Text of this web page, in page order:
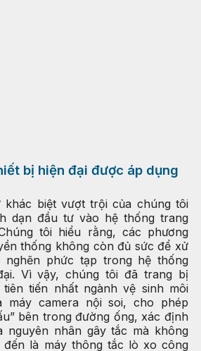
bị hiện đại được áp dụng
khác biệt vượt trội của chúng tôi
dạn đầu tư vào hệ thống trang
tôi hiểu rằng, các phương
thống không còn đủ sức để xử
phức tạp trong hệ thống
Vì vậy, chúng tôi đã trang bị
tiến nhất ngành vệ sinh môi
máy camera nội soi, cho phép
bên trong đường ống, xác định
nhân gây tắc mà không
đến là máy thông tắc lò xo công